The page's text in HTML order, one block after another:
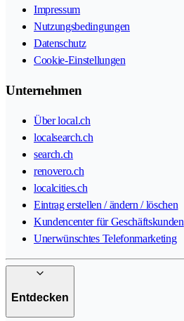
Impressum
Nutzungsbedingungen
Datenschutz
Cookie-Einstellungen
Unternehmen
Über local.ch
localsearch.ch
search.ch
renovero.ch
localcities.ch
Eintrag erstellen / ändern / löschen
Kundencenter für Geschäftskunden
Unerwünschtes Telefonmarketing
Entdecken